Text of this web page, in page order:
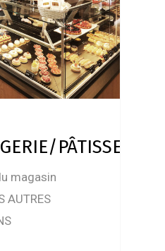
PÂTISSERIE/
magasin
AUTRES